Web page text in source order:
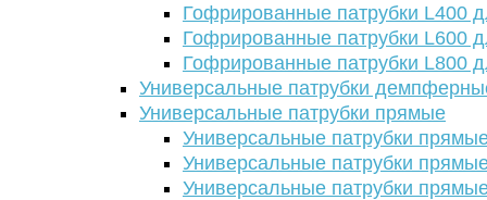
Гофрированные патрубки L400
Гофрированные патрубки L600
Гофрированные патрубки L800
Универсальные патрубки
Универсальные патрубки прямые
Универсальные патрубки
Универсальные патрубки
Универсальные патрубки